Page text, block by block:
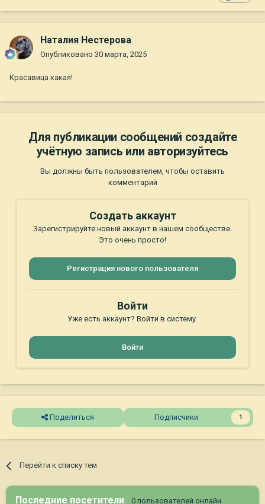
Наталия Нестерова
Опубликовано 30 марта, 2025
Красавица какая!
Для публикации сообщений создайте
учётную запись или авторизуйтесь
Вы должны быть пользователем, чтобы оставить
комментарий
Создать аккаунт
Зарегистрируйте новый аккаунт в нашем сообществе.
Это очень просто!
Регистрация нового пользователя
Войти
Уже есть аккаунт? Войти в систему.
Войти
Поделиться Подписчики 1
Перейти к списку тем
Последние посетители 0 пользователей онлайн